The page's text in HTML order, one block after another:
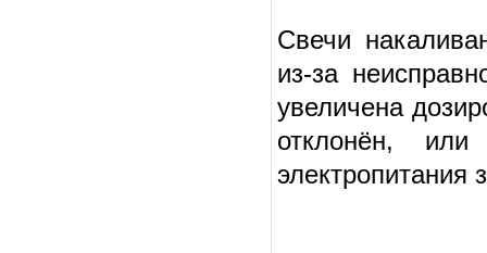
Свечи
из-за
увеличена
отклонён,
электропитания